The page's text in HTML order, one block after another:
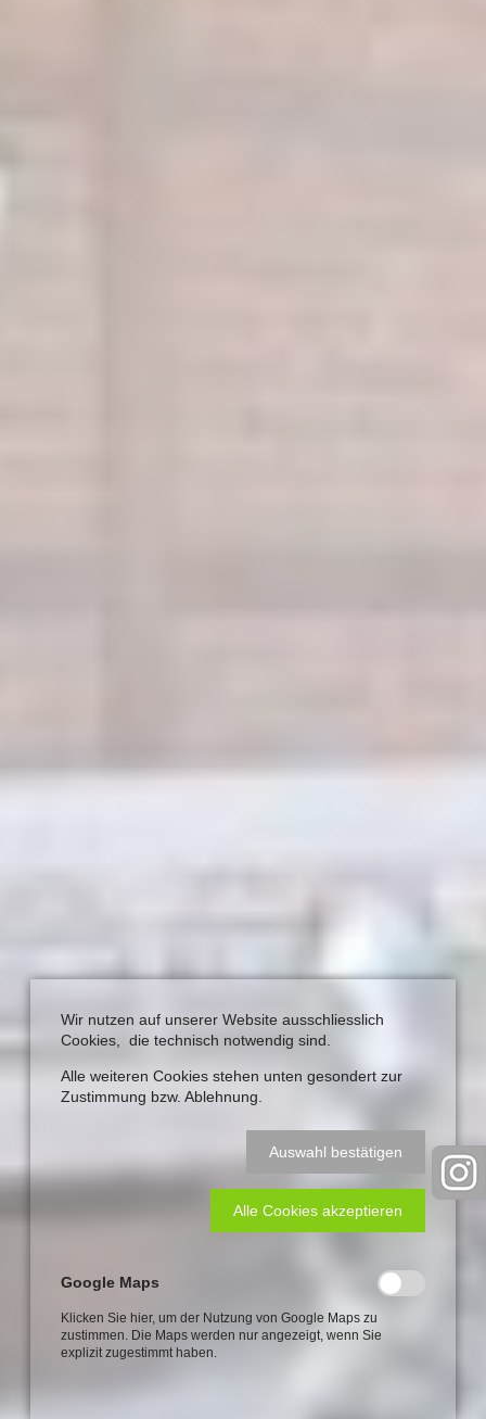
Wir nutzen auf unserer Website ausschliesslich
Cookies, die technisch notwendig sind.
Alle weiteren Cookies stehen unten gesondert zur
Zustimmung bzw. Ablehnung.
Auswahl bestätigen
Alle Cookies akzeptieren
Google Maps
Klicken Sie hier, um der Nutzung von Google Maps zu
zustimmen. Die Maps werden nur angezeigt, wenn Sie
explizit zugestimmt haben.